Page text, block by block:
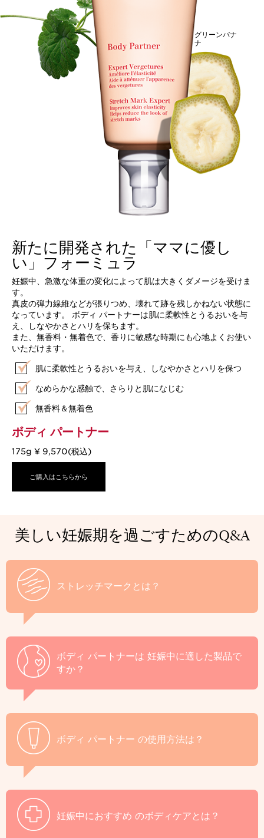
グリーンバナ
ナ
新たに開発された「ママに優し
い」フォーミュラ
妊娠中、急激な体重の変化によって肌は大きくダメージを受けま
す。
真皮の弾力線維などが張りつめ、壊れて跡を残しかねない状態に
なっています。 ボディ パートナーは肌に柔軟性とうるおいを与
え、しなやかさとハリを保ちます。
また、無香料・無着色で、香りに敏感な時期にも心地よくお使い
いただけます。
肌に柔軟性とうるおいを与え、しなやかさとハリを保つ
なめらかな感触で、さらりと肌になじむ
無香料＆無着色
ボディ パートナー
175g ¥ 9,570(税込)
ご購入はこちらから
美しい妊娠期を過ごすためのQ&A
ストレッチマークとは？
ボディ パートナーは 妊娠中に適した製品で
すか？
ボディ パートナー の使用方法は？
妊娠中におすすめ のボディケアとは？